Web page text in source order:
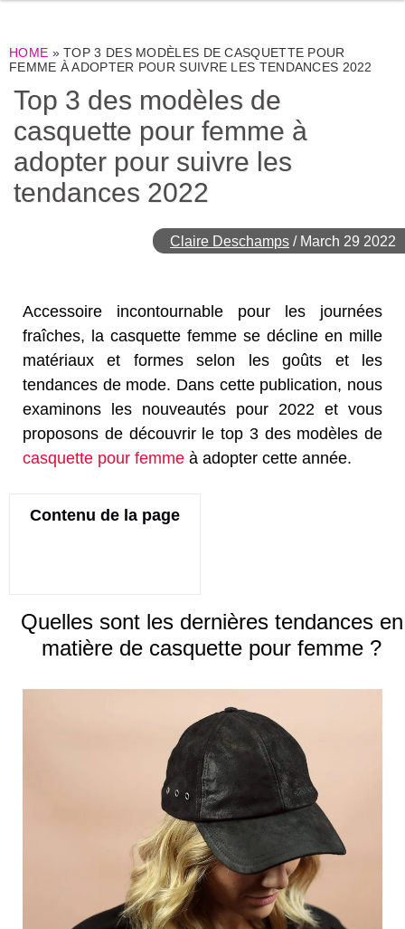
HOME »TOP 3 DES MODÈLES DE CASQUETTE POUR
FEMME À ADOPTER POUR SUIVRE LES TENDANCES 2022
Top 3 des modèles de
casquette pour femme à
adopter pour suivre les
tendances 2022
Claire Deschamps / March 29 2022
Accessoire incontournable pour les journées
fraîches, la casquette femme se décline en mille
matériaux et formes selon les goûts et les
tendances de mode. Dans cette publication, nous
examinons les nouveautés pour 2022 et vous
proposons de découvrir le top 3 des modèles de
casquette pour femme à adopter cette année.
Contenu de la page
Quelles sont les dernières tendances en
matière de casquette pour femme ?